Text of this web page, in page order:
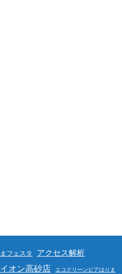
フェスタ アクセス解析
イオン高砂店 エコクリーンピアはりま